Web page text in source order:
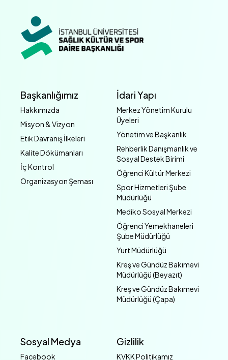
Başkanlığımız
Hakkımızda
Misyon & Vizyon
Etik Davranış İlkeleri
Kalite Dökümanları
İç Kontrol
Organizasyon Şeması
İdari Yapı
Merkez Yönetim Kurulu
Üyeleri
Yönetim ve Başkanlık
Rehberlik Danışmanlık ve
Sosyal Destek Birimi
Öğrenci Kültür Merkezi
Spor Hizmetleri Şube
Müdürlüğü
Mediko Sosyal Merkezi
Öğrenci Yemekhaneleri
Şube Müdürlüğü
Yurt Müdürlüğü
Kreş ve Gündüz Bakımevi
Müdürlüğü (Beyazıt)
Kreş ve Gündüz Bakımevi
Müdürlüğü (Çapa)
Sosyal Medya
Facebook
Gizlilik
KVKK Politikamız